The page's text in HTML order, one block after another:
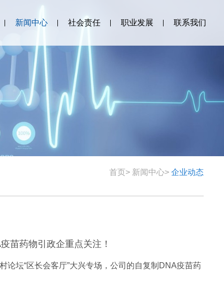
新闻中心 社会责任 职业发展 联系我们
首页> 新闻中心> 企业动态
苗药物引政企重点关注！
坛“区长会客厅”大兴专场，公司的自复制DNA疫苗药